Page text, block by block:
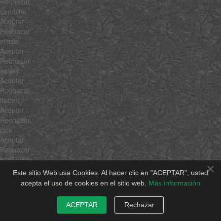
×
Este sitio Web usa Cookies. Al hacer clic en "ACEPTAR", usted
acepta el uso de cookies en el sitio web. Más información
ACEPTAR Rechazar
combine
Aceptar
Rechazar
erase
Aceptar
Rechazar
empty
Aceptar
Rechazar
flatten
Aceptar
Rechazar
pick
Aceptar
Rechazar
hexToRgb
Aceptar
rgbToHex